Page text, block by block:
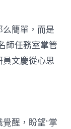
么簡單，而是
師任務室掌管
文慶從心思
醒，盼望“掌